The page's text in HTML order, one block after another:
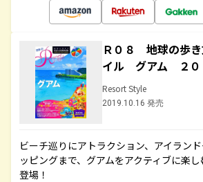
Ｒ０８ 地球の歩
イル グアム ２０
Resort Style
2019.10.16 発売
ビーチ巡りにアトラクション、アイラン
ッピングまで、グアムをアクティブに楽
登場！